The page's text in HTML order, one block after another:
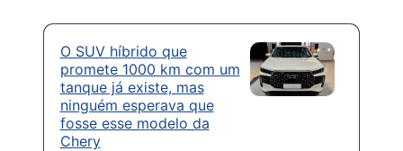
O SUV híbrido que
promete 1000 km com um
tanque já existe, mas
ninguém esperava que
fosse esse modelo da
Chery